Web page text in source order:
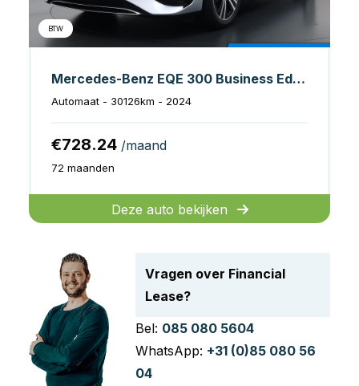
BTW
Mercedes-Benz EQE 300 Business Edition 89 kWh Accu
Automaat - 30126km - 2024
€728.24 /maand
72 maanden
Deze auto bekijken
Vragen over Financial
Lease?
Bel: 085 080 5604
WhatsApp: +31 (0)85 080 56
04